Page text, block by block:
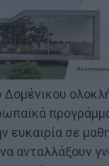
Δομένικου
ευκαιρία σε
ανταλλάξουν